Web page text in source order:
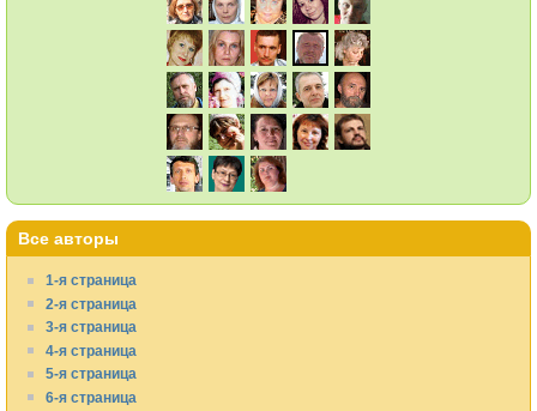
Все авторы
1-я страница
2-я страница
3-я страница
4-я страница
5-я страница
6-я страница